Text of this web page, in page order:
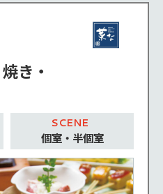
き・
個室・半個室